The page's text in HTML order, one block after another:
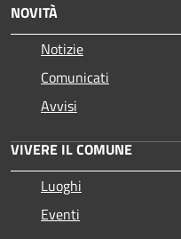
NOVITÀ
Notizie
Comunicati
Avvisi
VIVERE IL COMUNE
Luoghi
Eventi